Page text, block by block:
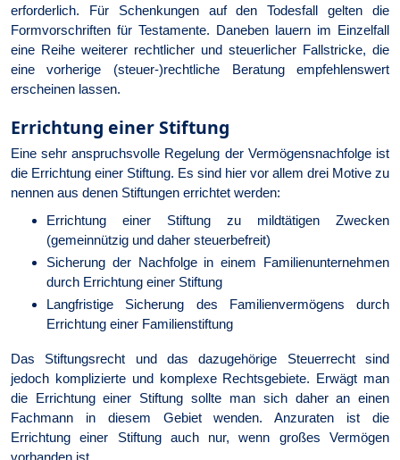
erforderlich. Für Schenkungen auf den Todesfall gelten die
Formvorschriften für Testamente. Daneben lauern im Einzelfall
eine Reihe weiterer rechtlicher und steuerlicher Fallstricke, die
eine vorherige (steuer-)rechtliche Beratung empfehlenswert
erscheinen lassen.
Errichtung einer Stiftung
Eine sehr anspruchsvolle Regelung der Vermögensnachfolge ist
die Errichtung einer Stiftung. Es sind hier vor allem drei Motive zu
nennen aus denen Stiftungen errichtet werden:
Errichtung einer Stiftung zu mildtätigen Zwecken
(gemeinnützig und daher steuerbefreit)
Sicherung der Nachfolge in einem Familienunternehmen
durch Errichtung einer Stiftung
Langfristige Sicherung des Familienvermögens durch
Errichtung einer Familienstiftung
Das Stiftungsrecht und das dazugehörige Steuerrecht sind
jedoch komplizierte und komplexe Rechtsgebiete. Erwägt man
die Errichtung einer Stiftung sollte man sich daher an einen
Fachmann in diesem Gebiet wenden. Anzuraten ist die
Errichtung einer Stiftung auch nur, wenn großes Vermögen
vorhanden ist.